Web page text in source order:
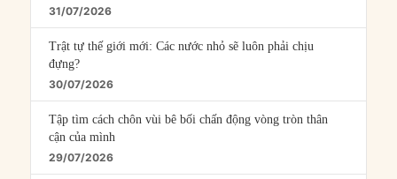
31/07/2026
Trật tự thế giới mới: Các nước nhỏ sẽ luôn phải chịu
đựng?
30/07/2026
Tập tìm cách chôn vùi bê bối chấn động vòng tròn thân
cận của mình
29/07/2026